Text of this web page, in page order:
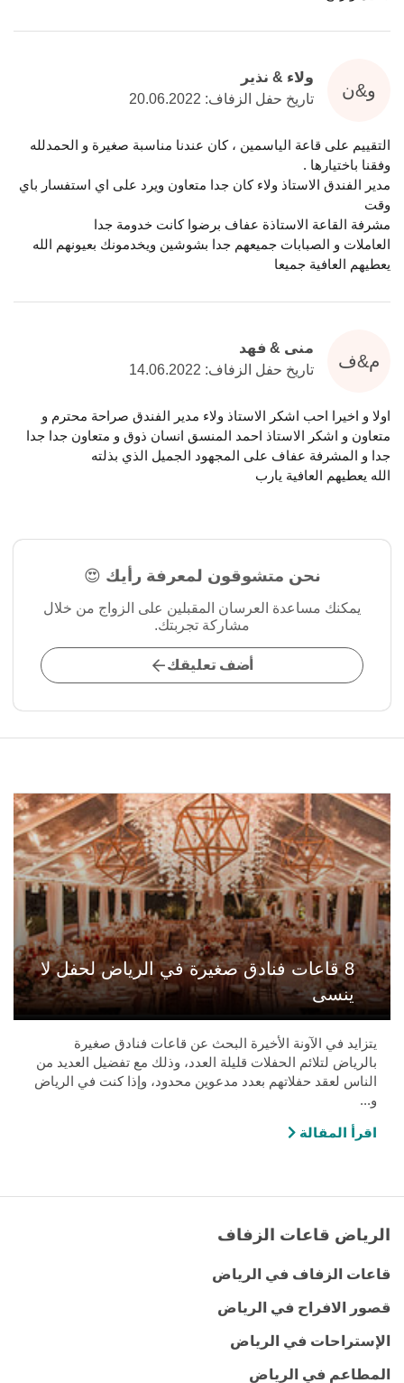
و&ن
ولاء & نذير
تاريخ حفل الزفاف: 20.06.2022
التقييم على قاعة الياسمين ، كان عندنا مناسبة صغيرة و الحمدلله
وفقنا باختيارها .
مدير الفندق الاستاذ ولاء كان جدا متعاون ويرد على اي استفسار باي
وقت
مشرفة القاعة الاستاذة عفاف برضوا كانت خدومة جدا
العاملات و الصبابات جميعهم جدا بشوشين ويخدمونك بعيونهم الله
يعطيهم العافية جميعا
م&ف
منى & فهد
تاريخ حفل الزفاف: 14.06.2022
اولا و اخيرا احب اشكر الاستاذ ولاء مدير الفندق صراحة محترم و
متعاون و اشكر الاستاذ احمد المنسق انسان ذوق و متعاون جدا جدا
جدا و المشرفة عفاف على المجهود الجميل الذي بذلته
الله يعطيهم العافية يارب
نحن متشوقون لمعرفة رأيك 😍
يمكنك مساعدة العرسان المقبلين على الزواج من خلال
مشاركة تجربتك.
أضف تعليقك
8 قاعات فنادق صغيرة في الرياض لحفل لا
ينسى
يتزايد في الآونة الأخيرة البحث عن قاعات فنادق صغيرة
بالرياض لتلائم الحفلات قليلة العدد، وذلك مع تفضيل العديد من
الناس لعقد حفلاتهم بعدد مدعوين محدود، وإذا كنت في الرياض
و...
اقرأ المقالة
الرياض قاعات الزفاف
قاعات الزفاف في الرياض
قصور الافراح في الرياض
الإستراحات في الرياض
المطاعم في الرياض